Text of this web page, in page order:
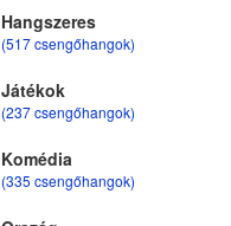
Hangszeres
(517 csengőhangok)
Játékok
(237 csengőhangok)
Komédia
(335 csengőhangok)